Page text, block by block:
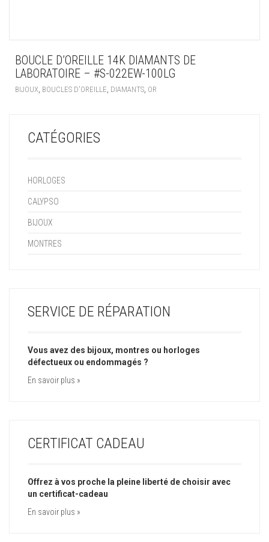
BOUCLE D’OREILLE 14K DIAMANTS DE
LABORATOIRE – #S-022EW-100LG
BIJOUX, BOUCLES D'OREILLE, DIAMANTS, OR
CATÉGORIES
HORLOGES
CALYPSO
BIJOUX
MONTRES
SERVICE DE RÉPARATION
Vous avez des bijoux, montres ou horloges
défectueux ou endommagés ?
En savoir plus »
CERTIFICAT CADEAU
Offrez à vos proche la pleine liberté de choisir avec
un certificat-cadeau
En savoir plus »